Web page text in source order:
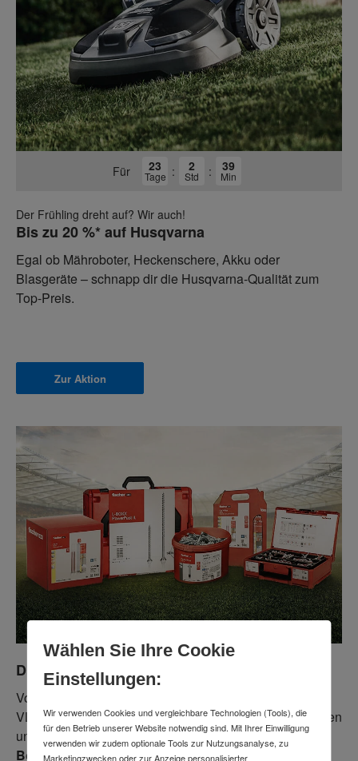
Für 23
Tage : 2
Std : 39
Min
Der Frühling dreht auf? Wir auch!
Bis zu 20 %* auf Husqvarna
Egal ob Mähroboter, Heckenschere, Akku oder
Blasgeräte – schnapp dir die Husqvarna-Qualität zum
Top-Preis.
Zur Aktion
Die passgenauen MEGA-DEALS von fischer
Von dem Bolzenanker FAZ II Plus, Injektionsmörtel FIS
VL und FIS V Plus bis hin zu den PowerFast II Schrauben
und DuoLine Dübeln:Sichere dir die praktischen
Boxen, Systainer und Eimer zum besten Preis!
Wählen Sie Ihre Cookie
Einstellungen:
Wir verwenden Cookies und vergleichbare Technologien (Tools), die
für den Betrieb unserer Website notwendig sind. Mit Ihrer Einwilligung
verwenden wir zudem optionale Tools zur Nutzungsanalyse, zu
Marketingzwecken oder zur Anzeige personalisierter